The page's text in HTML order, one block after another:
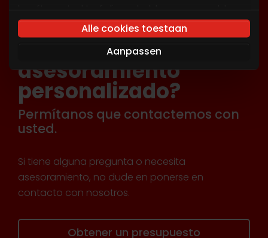
basis van uw gebruik van hun services. U gaat
akkoord met onze cookies als u onze website
Alle cookies toestaan
Aanpassen
¿Necesita
asesoramiento
personalizado?
Permítanos que contactemos con
usted.
Si tiene alguna pregunta o necesita
asesoramiento, no dude en ponerse en
contacto con nosotros.
Obtener un presupuesto